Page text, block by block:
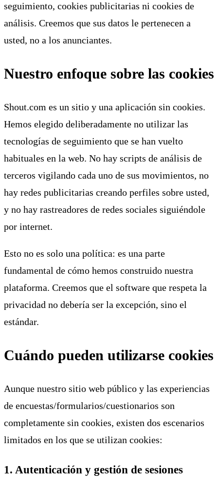
seguimiento, cookies publicitarias ni cookies de
análisis. Creemos que sus datos le pertenecen a
usted, no a los anunciantes.
Nuestro enfoque sobre las cookies
Shout.com es un sitio y una aplicación sin cookies.
Hemos elegido deliberadamente no utilizar las
tecnologías de seguimiento que se han vuelto
habituales en la web. No hay scripts de análisis de
terceros vigilando cada uno de sus movimientos, no
hay redes publicitarias creando perfiles sobre usted,
y no hay rastreadores de redes sociales siguiéndole
por internet.
Esto no es solo una política: es una parte
fundamental de cómo hemos construido nuestra
plataforma. Creemos que el software que respeta la
privacidad no debería ser la excepción, sino el
estándar.
Cuándo pueden utilizarse cookies
Aunque nuestro sitio web público y las experiencias
de encuestas/formularios/cuestionarios son
completamente sin cookies, existen dos escenarios
limitados en los que se utilizan cookies:
1. Autenticación y gestión de sesiones